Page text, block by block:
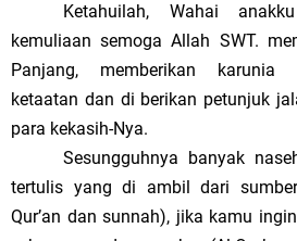
Ketahuilah, Wahai
kemuliaan semoga Allah SWT.
Panjang, memberikan karunia
ketaatan dan di berikan petunjuk
para kekasih-Nya.
Sesungguhnya banyak
tertulis yang di ambil dari
Qur’an dan sunnah), jika kamu